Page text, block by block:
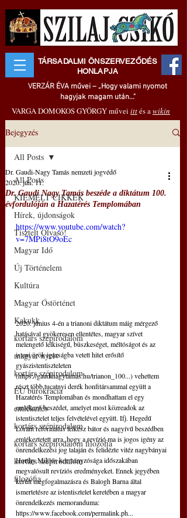
TÁRSADALMI ÖNSZERVEZŐDÉS
HONLAPJA
VERZÁR ÉVA művei – „Hogy valami nyomot
hagyjak magam után..."
VARGA DOMOKOS GYÖRGY művei ittés awikin
Bejegyzés
All Posts
KIEMELT CIKKEK
Hírek, újdonságok
Tisztelt Olvasó!
Magyar Idő
Új Történelem
Kultúra
Magyar Őstörténet
Kakukk
kortárs szépirodalom
magyar nyelv
kortárs szépirodalom
EU bürokrácia
emlékezés
kortárs szépirodalom
kortárs szépirodalom filozófia
kortárs szépirodalom
filozófia
All Posts
Dr. Gaudi Nagy Tamás beszéde a diktátum 100.
évfordulóján a Hazatérés Templomában
Dr. Gaudi-Nagy Tamás nemzeti jogvédő
2020. jún. 11.
https://www.youtube.com/watch?
v=7MPi8tO9oEc
2020. június 4-én a trianoni diktátum máig mérgező
hatásával gyökeresen ellentétes, magyar szívet
melengető lelkiségű, büszkeséget, méltóságot és az
isteni örök igazságba vetett hitet erősítő
gyászistentiszteleten
(https://gaudinagytamas.hu/trianon_100...) vehettem
részt több tucatnyi derék honfitársammal együtt a
Hazatérés Templomában és mondhattam el egy
emlékező beszédet, amelyet most közreadok az
istentisztelet teljes felvételével együtt. Ifj. Hegedű
Lóránt református lelkész bátor és nagyívű beszédben
emlékeztetett arra, hogy a revízió ma is jogos igény az
önrendelkezési jog talaján és felidézte vitéz nagybányai
Horthy Miklós kormányzósága időszakában
megvalósult revíziós eredményeket. Ennek jegyében
került megfogalmazásra és Balogh Barna által
ismertetésre az istentisztelet keretében a magyar
önrendelkezés memoranduma:
https://www.facebook.com/permalink.ph...